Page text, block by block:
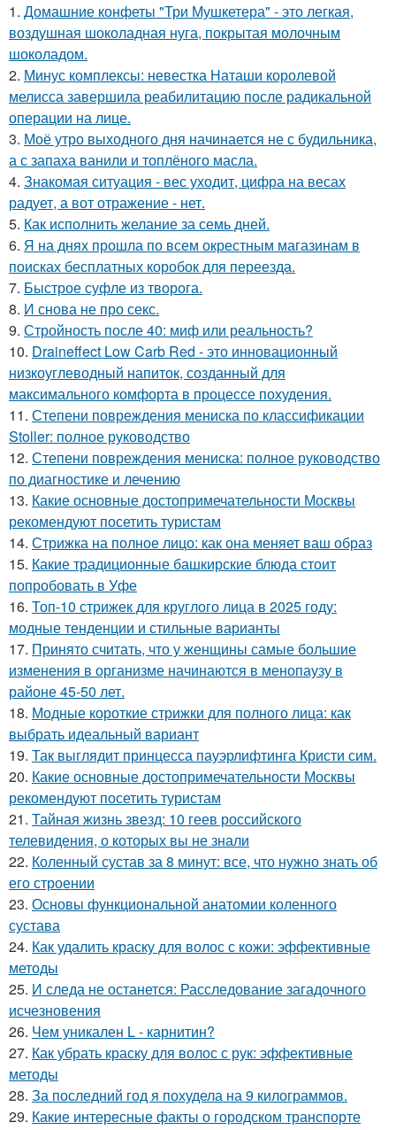
1. Домашние конфеты "Три Мушкетера" - это легкая,
воздушная шоколадная нуга, покрытая молочным
шоколадом.
2. Минус комплексы: невестка Наташи королевой
мелисса завершила реабилитацию после радикальной
операции на лице.
3. Моё утро выходного дня начинается не с будильника,
а с запаха ванили и топлёного масла.
4. Знакомая ситуация - вес уходит, цифра на весах
радует, а вот отражение - нет.
5. Как исполнить желание за семь дней.
6. Я на днях прошла по всем окрестным магазинам в
поисках бесплатных коробок для переезда.
7. Быстрое суфле из творога.
8. И снова не про секс.
9. Стройность после 40: миф или реальность?
10. Draineffect Low Carb Red - это инновационный
низкоуглеводный напиток, созданный для
максимального комфорта в процессе похудения.
11. Степени повреждения мениска по классификации
Stoller: полное руководство
12. Степени повреждения мениска: полное руководство
по диагностике и лечению
13. Какие основные достопримечательности Москвы
рекомендуют посетить туристам
14. Стрижка на полное лицо: как она меняет ваш образ
15. Какие традиционные башкирские блюда стоит
попробовать в Уфе
16. Топ-10 стрижек для круглого лица в 2025 году:
модные тенденции и стильные варианты
17. Принято считать, что у женщины самые большие
изменения в организме начинаются в менопаузу в
районе 45-50 лет.
18. Модные короткие стрижки для полного лица: как
выбрать идеальный вариант
19. Так выглядит принцесса пауэрлифтинга Кристи сим.
20. Какие основные достопримечательности Москвы
рекомендуют посетить туристам
21. Тайная жизнь звезд: 10 геев российского
телевидения, о которых вы не знали
22. Коленный сустав за 8 минут: все, что нужно знать об
его строении
23. Основы функциональной анатомии коленного
сустава
24. Как удалить краску для волос с кожи: эффективные
методы
25. И следа не останется: Расследование загадочного
исчезновения
26. Чем уникален L - карнитин?
27. Как убрать краску для волос с рук: эффективные
методы
28. За последний год я похудела на 9 килограммов.
29. Какие интересные факты о городском транспорте